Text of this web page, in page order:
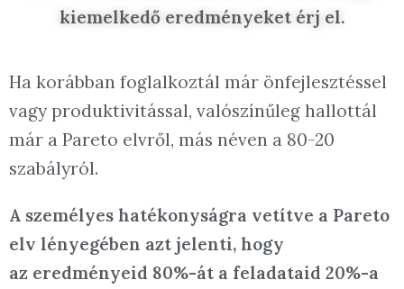
kiemelkedő eredményeket érj el.
Ha korábban foglalkoztál már önfejlesztéssel
vagy produktivitással, valószínűleg hallottál
már a Pareto elvről, más néven a 80-20
szabályról.
A személyes hatékonyságra vetítve a Pareto
elv lényegében azt jelenti, hogy
az eredményeid 80%-át a feladataid 20%-a